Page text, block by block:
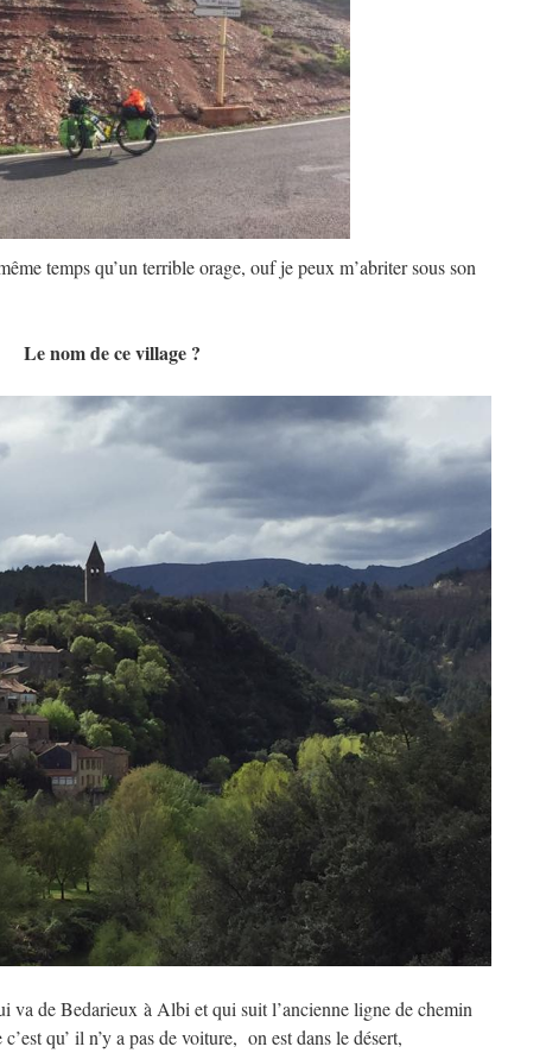
temps qu’un terrible orage, ouf je peux m’abriter sous son
Le nom de ce village ?
va de Bedarieux à Albi et qui suit l’ancienne ligne de chemin
qu’ il n’y a pas de voiture, on est dans le désert,